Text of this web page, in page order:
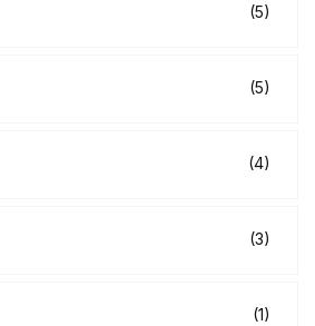
(5)
(5)
(4)
(3)
(1)